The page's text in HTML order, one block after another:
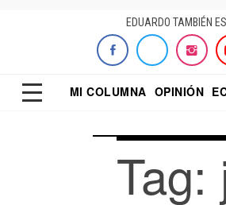
EDUARDO TAMBIÉN
MI COLUMNA OPINIÓN
Tag: